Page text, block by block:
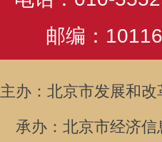
邮编：
主办：北京市发展和改
承办：北京市经济信